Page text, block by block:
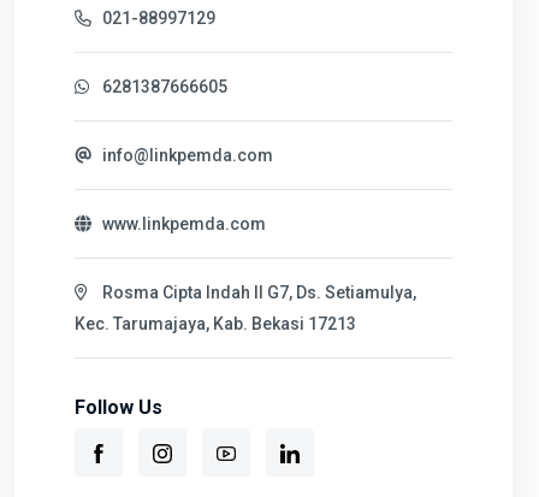
021-88997129
6281387666605
info@linkpemda.com
www.linkpemda.com
Rosma Cipta Indah II G7, Ds. Setiamulya,
Kec. Tarumajaya, Kab. Bekasi 17213
Follow Us